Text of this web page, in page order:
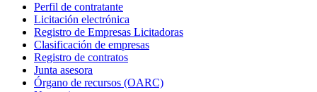
Perfil de contratante
Licitación electrónica
Registro de Empresas Licitadoras
Clasificación de empresas
Registro de contratos
Junta asesora
Órgano de recursos (OARC)